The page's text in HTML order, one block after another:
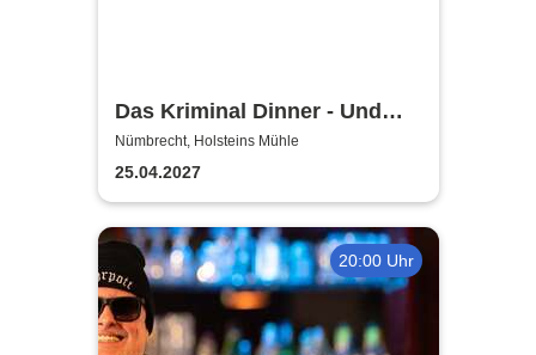
Das Kriminal Dinner - Und
raus bist du
Nümbrecht, Holsteins Mühle
25.04.2027
20:00 Uhr